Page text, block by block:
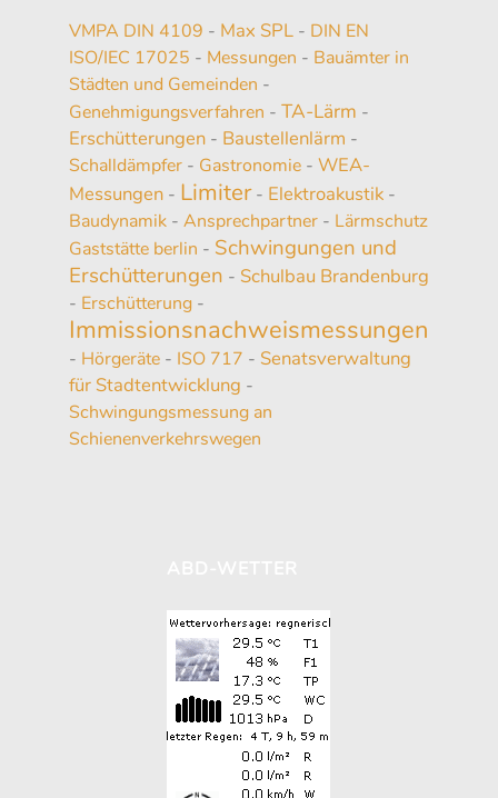
VMPA DIN 4109 - Max SPL - DIN EN
ISO/IEC 17025 - Messungen - Bauämter in
Städten und Gemeinden -
Genehmigungsverfahren - TA-Lärm -
Erschütterungen - Baustellenlärm -
Schalldämpfer - Gastronomie - WEA-
Messungen - Limiter- Elektroakustik -
Baudynamik - Ansprechpartner - Lärmschutz
Gaststätte berlin - Schwingungen und
Erschütterungen - Schulbau Brandenburg
- Erschütterung -
Immissionsnachweismessungen
- Hörgeräte - ISO 717 - Senatsverwaltung
für Stadtentwicklung -
Schwingungsmessung an
Schienenverkehrswegen